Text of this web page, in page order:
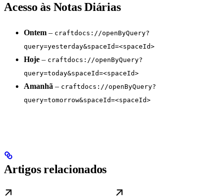
Acesso às Notas Diárias
Ontem – craftdocs://openByQuery?
query=yesterday&spaceId=<spaceId>
Hoje – craftdocs://openByQuery?
query=today&spaceId=<spaceId>
Amanhã – craftdocs://openByQuery?
query=tomorrow&spaceId=<spaceId>
Artigos relacionados